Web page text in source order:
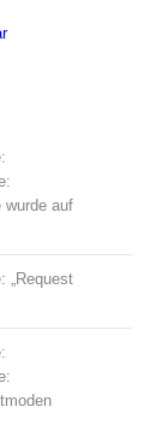
wurde auf
„Request